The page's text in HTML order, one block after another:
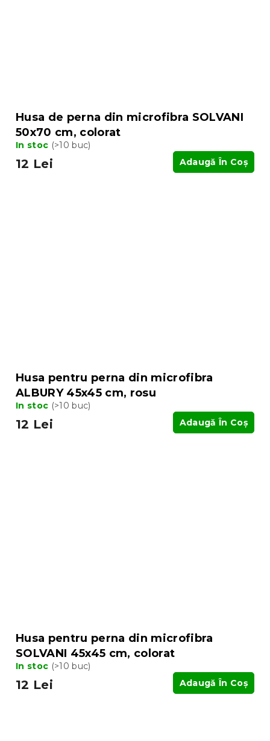
Husa de perna din microfibra SOLVANI
50x70 cm, colorat
In stoc (>10 buc)
12 Lei Adaugă În Coş
Husa pentru perna din microfibra
ALBURY 45x45 cm, rosu
In stoc (>10 buc)
12 Lei Adaugă În Coş
Husa pentru perna din microfibra
SOLVANI 45x45 cm, colorat
In stoc (>10 buc)
12 Lei Adaugă În Coş